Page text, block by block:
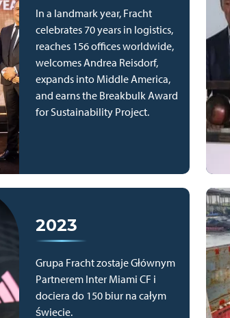
In a landmark year, Fracht
celebrates 70 years in logistics,
reaches 156 offices worldwide,
welcomes Andrea Reisdorf,
expands into Middle America,
and earns the Breakbulk Award
for Sustainability Project.
2023
Grupa Fracht zostaje Głównym
Partnerem Inter Miami CF i
dociera do 150 biur na całym
świecie.